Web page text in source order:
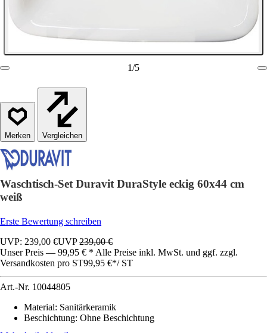
1/5
Vergleichen
Waschtisch-Set Duravit DuraStyle eckig 60x44 cm
weiß
Erste Bewertung schreiben
UVP: 239,00 €UVP239,00 €
Unser Preis — 99,95 € * Alle Preise inkl. MwSt. und ggf. zzgl.
Versandkosten pro ST99,95 €*/ ST
Art.-Nr. 10044805
Material: Sanitärkeramik
Beschichtung: Ohne Beschichtung